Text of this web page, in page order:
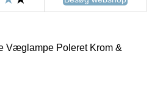
Væglampe Poleret Krom &